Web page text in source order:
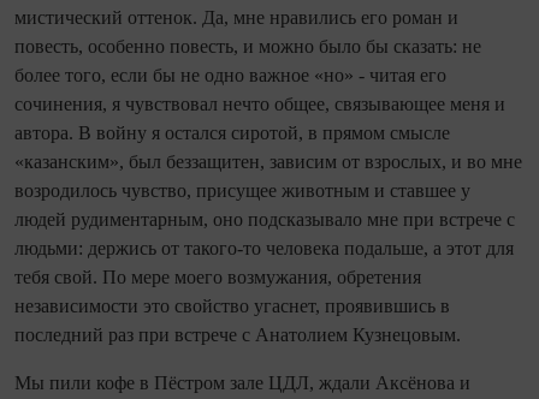
мистический оттенок. Да, мне нравились его роман и
повесть, особенно повесть, и можно было бы сказать: не
более того, если бы не одно важное «но» - читая его
сочинения, я чувствовал нечто общее, связывающее меня и
автора. В войну я остался сиротой, в прямом смысле
«казанским», был беззащитен, зависим от взрослых, и во мне
возродилось чувство, присущее животным и ставшее у
людей рудиментарным, оно подсказывало мне при встрече с
людьми: держись от такого-то человека подальше, а этот для
тебя свой. По мере моего возмужания, обретения
независимости это свойство угаснет, проявившись в
последний раз при встрече с Анатолием Кузнецовым.
Мы пили кофе в Пёстром зале ЦДЛ, ждали Аксёнова и